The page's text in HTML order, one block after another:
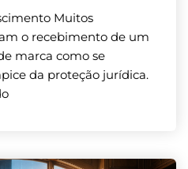
Muitos
o recebimento de um
marca como se
da proteção jurídica.